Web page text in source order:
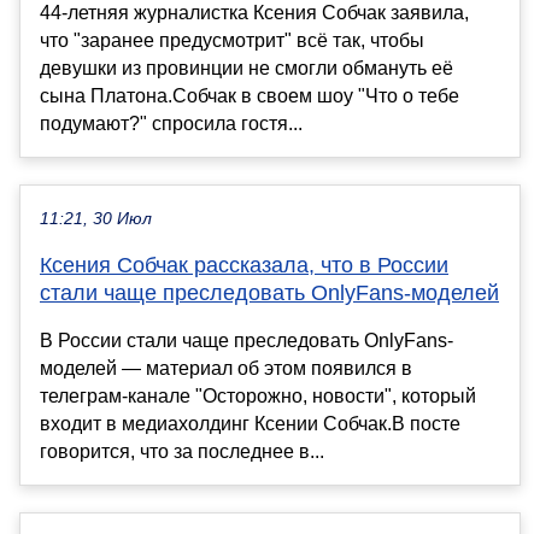
44-летняя журналистка Ксения Собчак заявила,
что "заранее предусмотрит" всё так, чтобы
девушки из провинции не смогли обмануть её
сына Платона.Собчак в своем шоу "Что о тебе
подумают?" спросила гостя...
11:21, 30 Июл
Ксения Собчак рассказала, что в России
стали чаще преследовать OnlyFans-моделей
В России стали чаще преследовать OnlyFans-
моделей — материал об этом появился в
телеграм-канале "Осторожно, новости", который
входит в медиахолдинг Ксении Собчак.В посте
говорится, что за последнее в...